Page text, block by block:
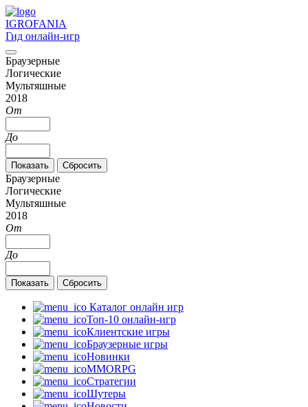
IGROFANIA
Гид онлайн-игр
Браузерные
Логические
Мультяшные
2018
От
До
Браузерные
Логические
Мультяшные
2018
От
До
Каталог онлайн игр
Топ-10 онлайн-игр
Клиентские игры
Браузерные игры
Новинки
MMORPG
Стратегии
Шутеры